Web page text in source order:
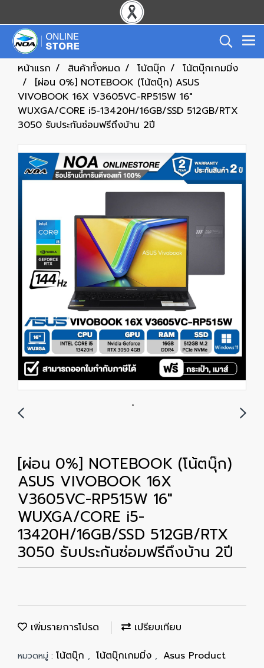
หน้าแรก สินค้าทั้งหมด โน้ตบุ๊ก
โน้ตบุ๊กเกมมิ่ง
[ผ่อน 0%] NOTEBOOK (โน้ตบุ๊ก) ASUS
VIVOBOOK 16X V3605VC-RP515W 16"
WUXGA/CORE i5-13420H/16GB/SSD 512GB/RTX
3050 รับประกันซ่อมฟรีถึงบ้าน 2ปี
[ผ่อน 0%] NOTEBOOK (โน้ตบุ๊ก)
ASUS VIVOBOOK 16X
V3605VC-RP515W 16"
WUXGA/CORE i5-
13420H/16GB/SSD 512GB/RTX
3050 รับประกันซ่อมฟรีถึงบ้าน 2ปี
เพิ่มรายการโปรด เปรียบเทียบ
หมวดหมู่ : โน้ตบุ๊ก , โน้ตบุ๊กเกมมิ่ง , Asus Product